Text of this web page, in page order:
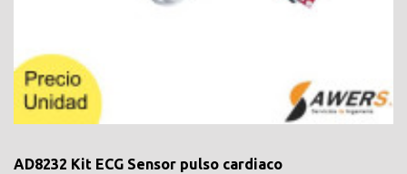
AD8232 Kit ECG Sensor pulso cardiaco